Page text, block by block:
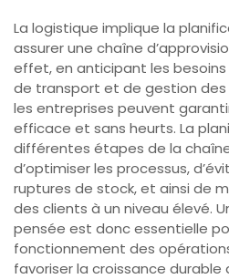
La logistique implique la
assurer une chaîne
effet, en anticipant les
de transport et de gestion des
les entreprises peuvent
efficace et sans heurts. La
différentes étapes de la
d’optimiser les processus,
ruptures de stock, et ainsi de
des clients à un niveau élevé.
pensée est donc essentielle
fonctionnement des
favoriser la croissance durable